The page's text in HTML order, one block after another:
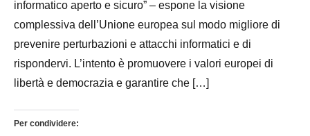
informatico aperto e sicuro” – espone la visione
complessiva dell’Unione europea sul modo migliore di
prevenire perturbazioni e attacchi informatici e di
rispondervi. L’intento è promuovere i valori europei di
libertà e democrazia e garantire che […]
Per condividere: